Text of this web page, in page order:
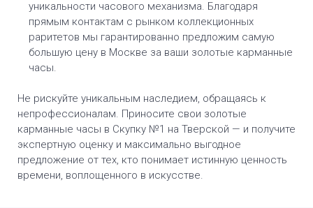
уникальности часового механизма. Благодаря
прямым контактам с рынком коллекционных
раритетов мы гарантированно предложим самую
большую цену в Москве за ваши золотые карманные
часы.
Не рискуйте уникальным наследием, обращаясь к
непрофессионалам. Приносите свои золотые
карманные часы в Скупку №1 на Тверской — и получите
экспертную оценку и максимально выгодное
предложение от тех, кто понимает истинную ценность
времени, воплощенного в искусстве.